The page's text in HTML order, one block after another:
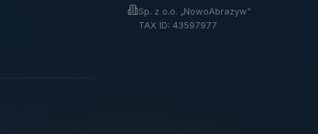
Sp. z o.o. „NowoAbrazyw”
TAX ID: 43597977